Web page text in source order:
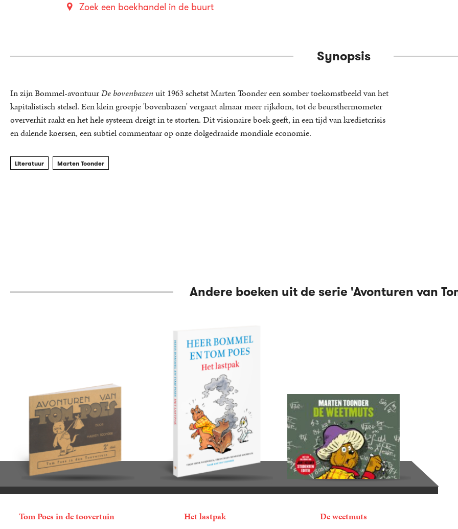
Zoek een boekhandel in de buurt
Synopsis
In zijn Bommel-avontuurDe bovenbazenuit 1963 schetst Marten Toonder een somber toekomstbeeld van het
kapitalistisch stelsel. Een klein groepje 'bovenbazen' vergaart almaar meer rijkdom, tot de beursthermometer
oververhit raakt en het hele systeem dreigt in te storten. Dit visionaire boek geeft, in een tijd van kredietcrisis
en dalende koersen, een subtiel commentaar op onze dolgedraaide mondiale economie.
Literatuur Marten Toonder
Andere boeken uit de serie 'Avonturen van
Tom Poes in de toovertuin
Het lastpak
De weetmuts